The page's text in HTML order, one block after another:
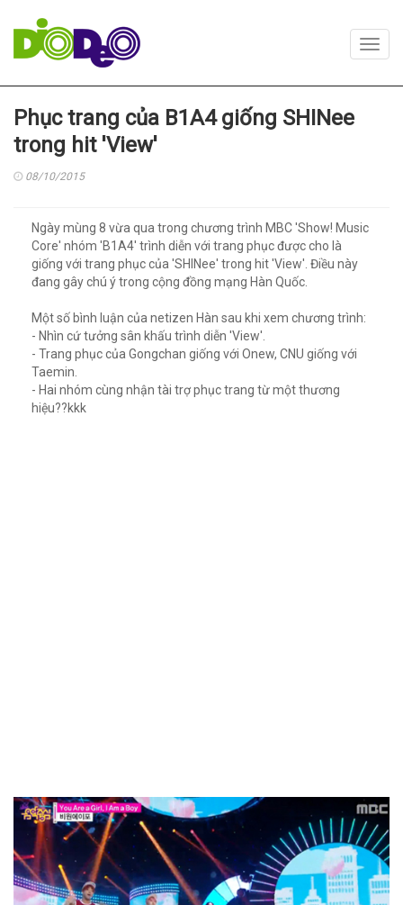
Phục trang của B1A4 giống SHINee
trong hit 'View'
08/10/2015
Ngày mùng 8 vừa qua trong chương trình MBC 'Show! Music
Core' nhóm 'B1A4' trình diễn với trang phục được cho là
giống với trang phục của 'SHINee' trong hit 'View'. Điều này
đang gây chú ý trong cộng đồng mạng Hàn Quốc.
Một số bình luận của netizen Hàn sau khi xem chương trình:
- Nhìn cứ tưởng sân khấu trình diễn 'View'.
- Trang phục của Gongchan giống với Onew, CNU giống với
Taemin.
- Hai nhóm cùng nhận tài trợ phục trang từ một thương
hiệu??kkk